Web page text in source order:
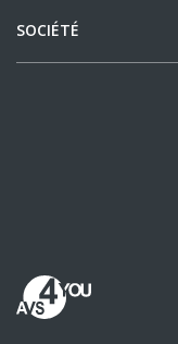
SOCIÉTÉ